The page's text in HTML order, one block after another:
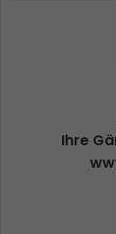
Ihre